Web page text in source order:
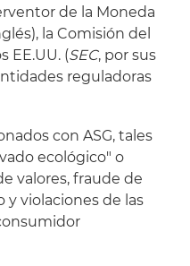
de la Moneda
la Comisión del
EE.UU. (SEC, por sus
reguladoras
con ASG, tales
ecológico" o
valores, fraude de
violaciones de las